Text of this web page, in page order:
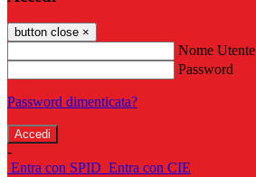
button close ×
Nome Utente
Password
Password dimenticata?
-
Entra con SPID Entra con CIE